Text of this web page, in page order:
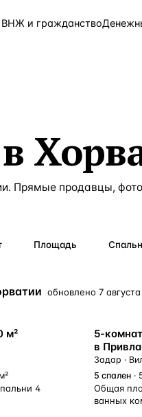
ВНЖ и гражданство
в
. Прямые продавцы,
Площадь
обновлено 7
м²
4
5-
в
Задар ·
5 спален ·
Общая
ванных